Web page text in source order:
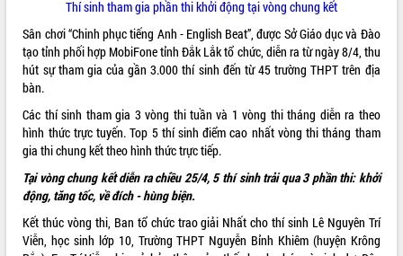
Thí sinh tham gia phần thi khởi động tại vòng chung kết
Sân chơi “Chinh phục tiếng Anh - English Beat”, được Sở Giáo dục và Đào
tạo tỉnh phối hợp MobiFone tỉnh Đắk Lắk tổ chức, diễn ra từ ngày 8/4, thu
hút sự tham gia của gần 3.000 thí sinh đến từ 45 trường THPT trên địa
bàn.
Các thí sinh tham gia 3 vòng thi tuần và 1 vòng thi tháng diễn ra theo
hình thức trực tuyến. Top 5 thí sinh điểm cao nhất vòng thi tháng tham
gia thi chung kết theo hình thức trực tiếp.
Tại vòng chung kết diễn ra chiều 25/4, 5 thí sinh trải qua 3 phần thi: khởi
động, tăng tốc, về đích - hùng biện.
Kết thúc vòng thi, Ban tổ chức trao giải Nhất cho thí sinh Lê Nguyên Trí
Viễn, học sinh lớp 10, Trường THPT Nguyễn Bỉnh Khiêm (huyện Krông